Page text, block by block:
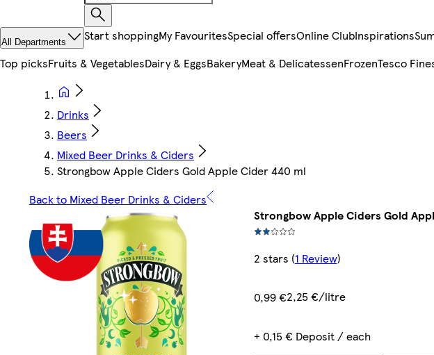
All Departments Start shoppingMy FavouritesSpecial offersOnline ClubInspirations
Top picksFruits & VegetablesDairy & EggsBakeryMeat & DelicatessenFrozenTesco
Drinks
Beers
Mixed Beer Drinks & Ciders
Strongbow Apple Ciders Gold Apple Cider 440 ml
Back to Mixed Beer Drinks & Ciders
Strongbow Apple Ciders Gold
2 stars (1 Review)
0,99 €2,25 €/litre
+ 0,15 € Deposit / each